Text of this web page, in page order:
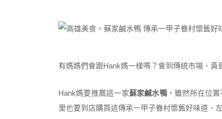
有媽媽們會跟Hank媽一樣嗎？會到傳統市場、黃
Hank媽要推薦這一家蘇家鹹水鴨，雖然所在位
里也要到店購買這傳承一甲子眷村懷舊好味道、